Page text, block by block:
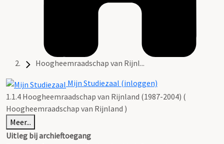
Hoogheemraadschap van Rijnl...
Mijn Studiezaal (inloggen)
1.1.4 Hoogheemraadschap van Rijnland (1987-2004) (
Hoogheemraadschap van Rijnland )
Meer...
Uitleg bij archieftoegang